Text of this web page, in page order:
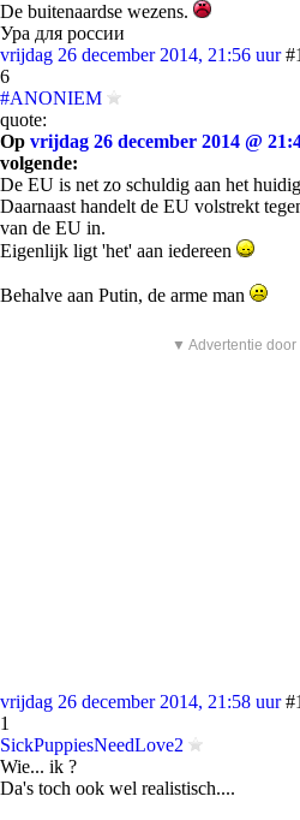
De buitenaardse wezens.
Ура для россии
vrijdag 26 december 2014, 21:56 uur
6
#ANONIEM
quote:
Op vrijdag 26 december 2014 @
volgende:
De EU is net zo schuldig aan het
Daarnaast handelt de EU volstrekt
van de EU in.
Eigenlijk ligt 'het' aan iedereen
Behalve aan Putin, de arme man
▼ Advertentie door
vrijdag 26 december 2014, 21:58 uur
1
SickPuppiesNeedLove2
Wie... ik ?
Da's toch ook wel realistisch....